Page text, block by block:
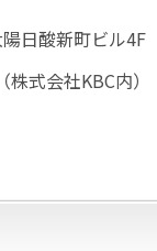
酸新町ビル4F
式会社KBC内）